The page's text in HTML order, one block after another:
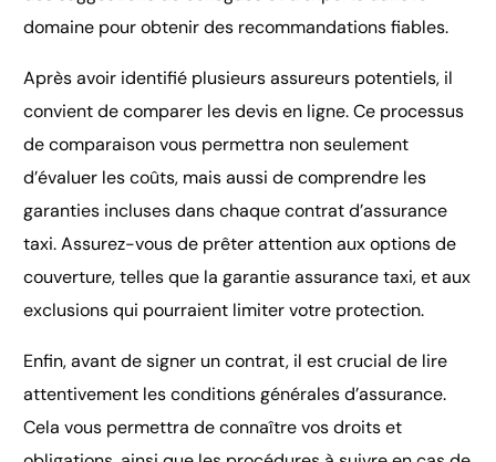
domaine pour obtenir des recommandations fiables.
Après avoir identifié plusieurs assureurs potentiels, il
convient de comparer les devis en ligne. Ce processus
de comparaison vous permettra non seulement
d’évaluer les coûts, mais aussi de comprendre les
garanties incluses dans chaque contrat d’assurance
taxi. Assurez-vous de prêter attention aux options de
couverture, telles que la garantie assurance taxi, et aux
exclusions qui pourraient limiter votre protection.
Enfin, avant de signer un contrat, il est crucial de lire
attentivement les conditions générales d’assurance.
Cela vous permettra de connaître vos droits et